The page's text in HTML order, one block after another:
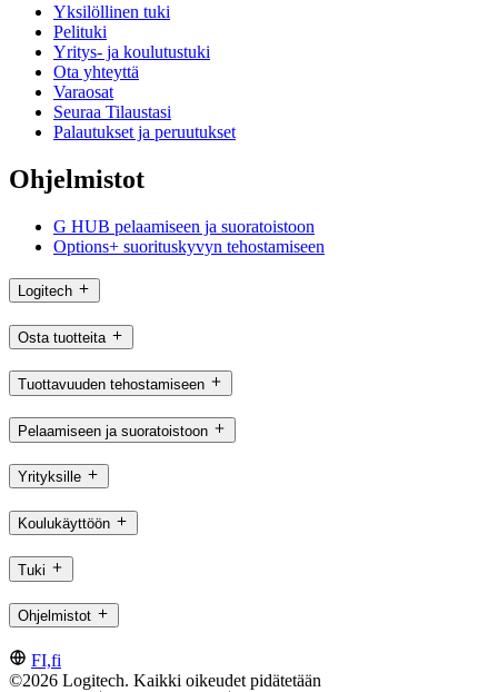
Yksilöllinen tuki
Pelituki
Yritys- ja koulutustuki
Ota yhteyttä
Varaosat
Seuraa Tilaustasi
Palautukset ja peruutukset
Ohjelmistot
G HUB pelaamiseen ja suoratoistoon
Options+ suorituskyvyn tehostamiseen
Logitech
Osta tuotteita
Tuottavuuden tehostamiseen
Pelaamiseen ja suoratoistoon
Yrityksille
Koulukäyttöön
Tuki
Ohjelmistot
FI,fi
©2026 Logitech. Kaikki oikeudet pidätetään